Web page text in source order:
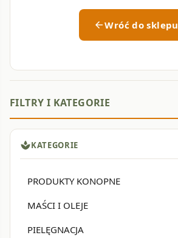
spaKATEGORIE
PRODUKTY KONOPNE
MAŚCI I OLEJE
PIELĘGNACJA
arrow_backWróć do sklepu